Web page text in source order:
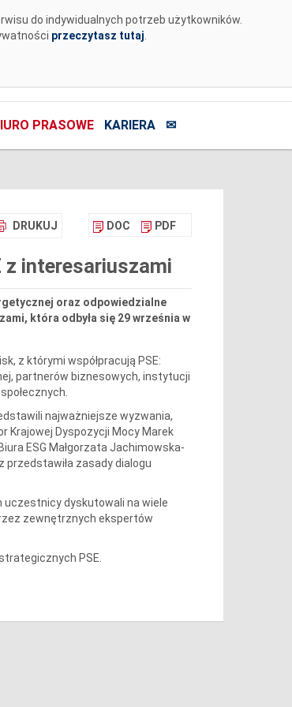
do indywidualnych potrzeb użytkowników.
przeczytasz tutaj
PRASOWE KARIERA ✉
DRUKUJ DOC PDF
z interesariuszami
oraz odpowiedzialne
która odbyła się 29 września w
z którymi współpracują PSE:
partnerów biznesowych, instytucji
najważniejsze wyzwania,
Krajowej Dyspozycji Mocy Marek
ESG Małgorzata Jachimowska-
przedstawiła zasady dialogu
dyskutowali na wiele
zewnętrznych ekspertów
PSE.